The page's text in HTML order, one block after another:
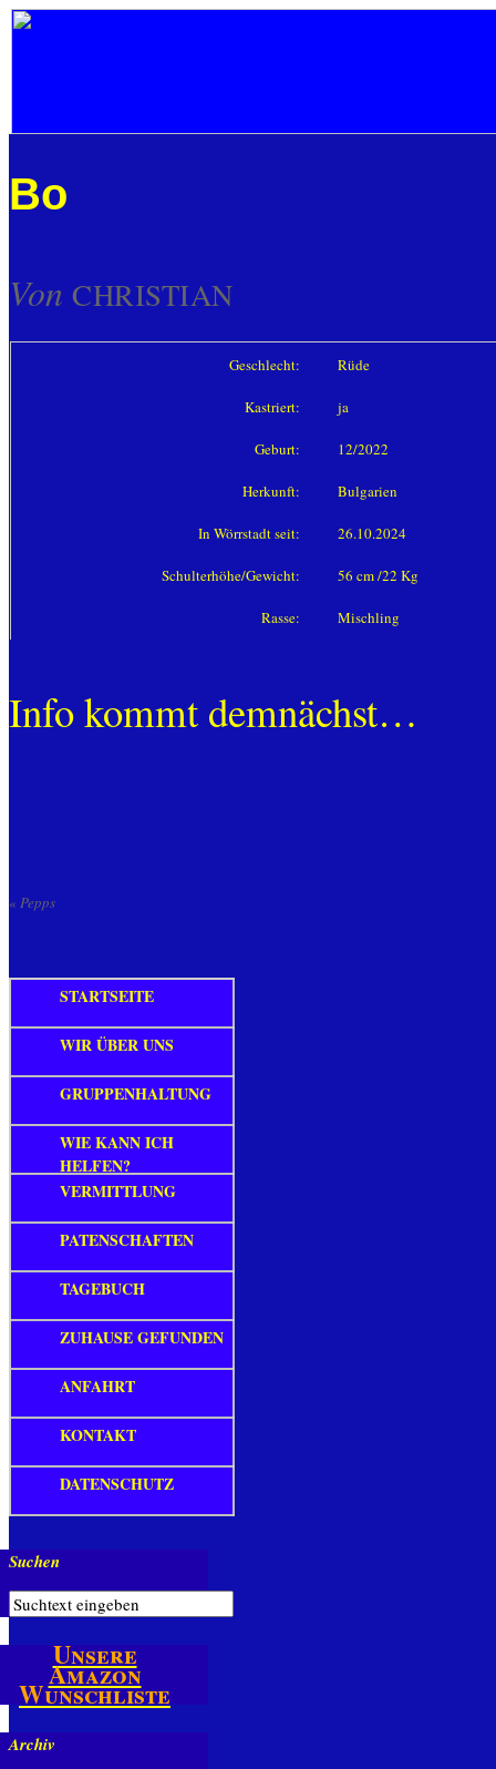
Bo
Von CHRISTIAN
Geschlecht: Rüde
Kastriert: ja
Geburt: 12/2022
Herkunft: Bulgarien
In Wörrstadt seit: 26.10.2024
Schulterhöhe/Gewicht: 56 cm /22 Kg
Rasse: Mischling
Info kommt demnächst…
« Pepps
STARTSEITE
WIR ÜBER UNS
GRUPPENHALTUNG
WIE KANN ICH
HELFEN?
VERMITTLUNG
PATENSCHAFTEN
TAGEBUCH
ZUHAUSE GEFUNDEN
ANFAHRT
KONTAKT
DATENSCHUTZ
Suchen
Unsere
Amazon
Wunschliste
Archiv